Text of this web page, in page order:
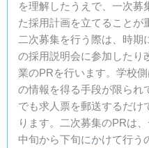
を理解したうえで、一次募
た採用計画を立てることが
二次募集を行う際は、時期
の採用説明会に参加したり
業のPRを行います。学校
の情報を得る手段が限られ
でも求人票を郵送するだけ
ります。二次募集のPRは
中旬から下旬にかけて行う